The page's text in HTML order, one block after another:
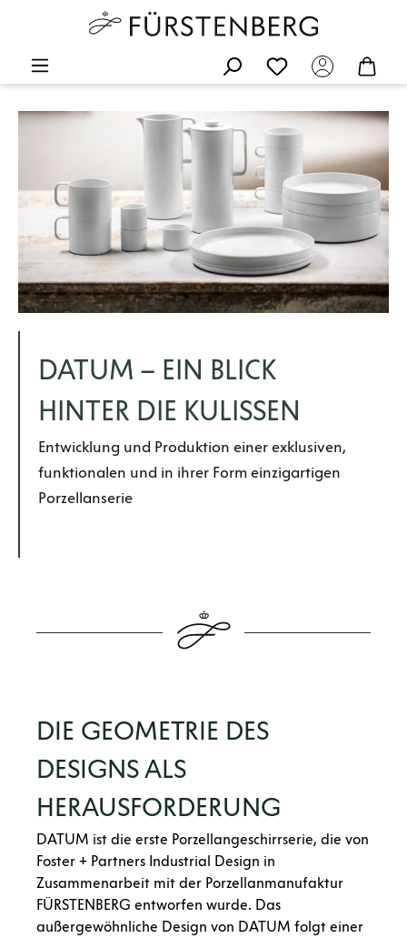
DATUM – EIN BLICK
HINTER DIE KULISSEN
Entwicklung und Produktion einer exklusiven,
funktionalen und in ihrer Form einzigartigen
Porzellanserie
DIE GEOMETRIE DES
DESIGNS ALS
HERAUSFORDERUNG
DATUM ist die erste Porzellangeschirrserie, die von
Foster + Partners Industrial Design in
Zusammenarbeit mit der Porzellanmanufaktur
FÜRSTENBERG entworfen wurde. Das
außergewöhnliche Design von DATUM folgt einer